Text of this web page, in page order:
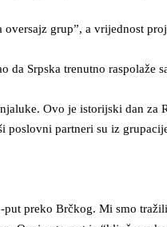
grup”, a vrijednost
Srpska trenutno raspolaže
Ovo je istorijski dan
partneri su iz
preko Brčkog. Mi smo